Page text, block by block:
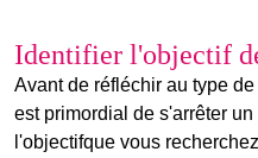
Identifier l'objectif
Avant de réfléchir au type
est primordial de s'arrêter
l'objectifque vous